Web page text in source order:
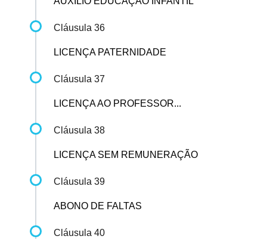
Cláusula 36
LICENÇA PATERNIDADE
Cláusula 37
LICENÇA AO PROFESSOR...
Cláusula 38
LICENÇA SEM REMUNERAÇÃO
Cláusula 39
ABONO DE FALTAS
Cláusula 40